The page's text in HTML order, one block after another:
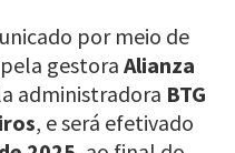
por meio de
gestora Alianza
administradora BTG
, e será efetivado